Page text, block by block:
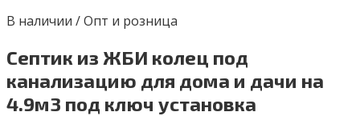
В наличии / Опт и розница
Септик из ЖБИ колец под
канализацию для дома и дачи на
4.9м3 под ключ установка